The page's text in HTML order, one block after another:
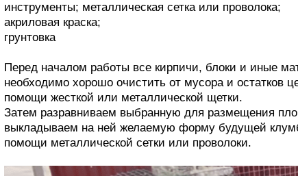
инструменты; металлическая сетка или проволока;
акриловая краска;
грунтовка
Перед началом работы все кирпичи, блоки и иные
необходимо хорошо очистить от мусора и остатков
помощи жесткой или металлической щетки.
Затем разравниваем выбранную для размещения
выкладываем на ней желаемую форму будущей
помощи металлической сетки или проволоки.